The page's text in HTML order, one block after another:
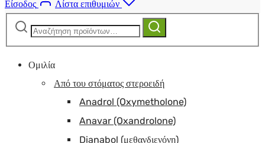
Είσοδος
Λίστα επιθυμιών
Αναζήτηση
Αναζήτηση
Ομιλία
Από του στόματος στεροειδή
Anadrol (Oxymetholone)
Anavar (Oxandrolone)
Dianabol (μεθανδιενόνη)